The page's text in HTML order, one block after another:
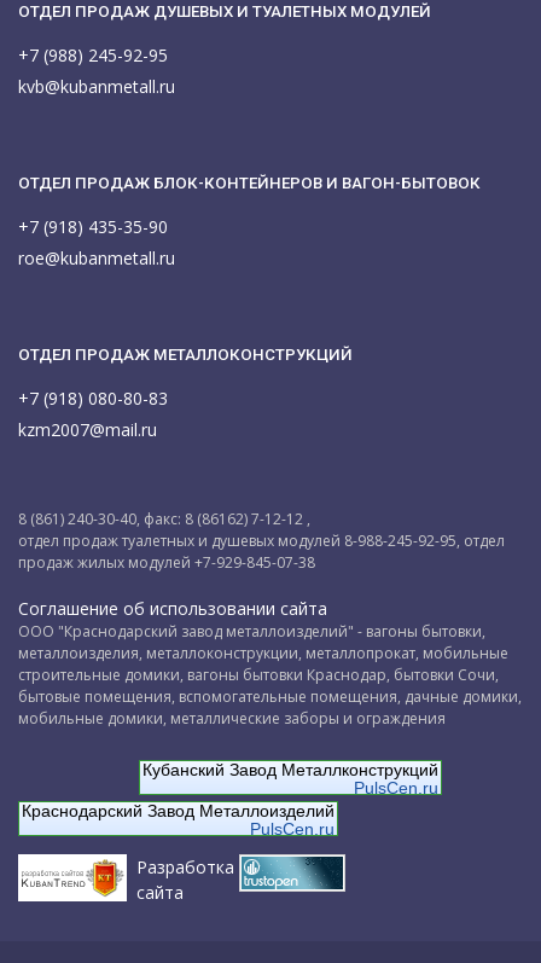
ОТДЕЛ ПРОДАЖ ДУШЕВЫХ И ТУАЛЕТНЫХ МОДУЛЕЙ
+7 (988) 245-92-95
kvb@kubanmetall.ru
ОТДЕЛ ПРОДАЖ БЛОК-КОНТЕЙНЕРОВ И ВАГОН-БЫТОВОК
+7 (918) 435-35-90
roe@kubanmetall.ru
ОТДЕЛ ПРОДАЖ МЕТАЛЛОКОНСТРУКЦИЙ
+7 (918) 080-80-83
kzm2007@mail.ru
8 (861) 240-30-40, факс: 8 (86162) 7-12-12 ,
отдел продаж туалетных и душевых модулей 8-988-245-92-95, отдел
продаж жилых модулей +7-929-845-07-38
Соглашение об использовании сайта
ООО "Краснодарский завод металлоизделий" - вагоны бытовки,
металлоизделия, металлоконструкции, металлопрокат, мобильные
строительные домики, вагоны бытовки Краснодар, бытовки Сочи,
бытовые помещения, вспомогательные помещения, дачные домики,
мобильные домики, металлические заборы и ограждения
Кубанский Завод Металлконструкций
PulsCen.ru
Краснодарский Завод Металлоизделий
PulsCen.ru
Разработка
сайта